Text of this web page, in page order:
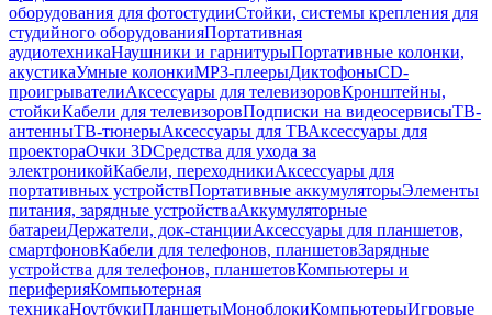
оборудования для фотостудииСтойки, системы крепления для
студийного оборудованияПортативная
аудиотехникаНаушники и гарнитурыПортативные колонки,
акустикаУмные колонкиMP3-плеерыДиктофоныCD-
проигрывателиАксессуары для телевизоровКронштейны,
стойкиКабели для телевизоровПодписки на видеосервисыТВ-
антенныТВ-тюнерыАксессуары для ТВАксессуары для
проектораОчки 3DСредства для ухода за
электроникойКабели, переходникиАксессуары для
портативных устройствПортативные аккумуляторыЭлементы
питания, зарядные устройстваАккумуляторные
батареиДержатели, док-станцииАксессуары для планшетов,
смартфоновКабели для телефонов, планшетовЗарядные
устройства для телефонов, планшетовКомпьютеры и
периферияКомпьютерная
техникаНоутбукиПланшетыМоноблокиКомпьютерыИгровые